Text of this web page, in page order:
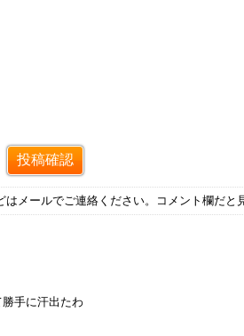
メールでご連絡ください。コメント欄だと
手に汗出たわ